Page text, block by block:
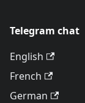
Telegram chat
English
French
German